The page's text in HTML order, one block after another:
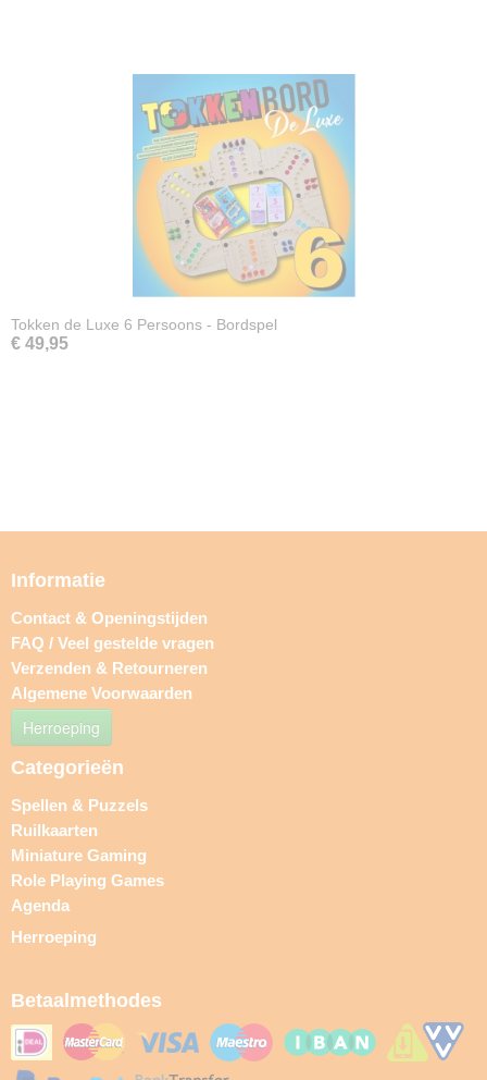
Tokken de Luxe 6 Persoons - Bordspel
€ 49,95
Informatie
Contact & Openingstijden
FAQ / Veel gestelde vragen
Verzenden & Retourneren
Algemene Voorwaarden
Herroeping
Categorieën
Spellen & Puzzels
Ruilkaarten
Miniature Gaming
Role Playing Games
Agenda
Herroeping
Betaalmethodes